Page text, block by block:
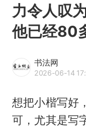
力令人叹
他已经80
书法网
2026-06-14
想把小楷写好
可，尤其是写